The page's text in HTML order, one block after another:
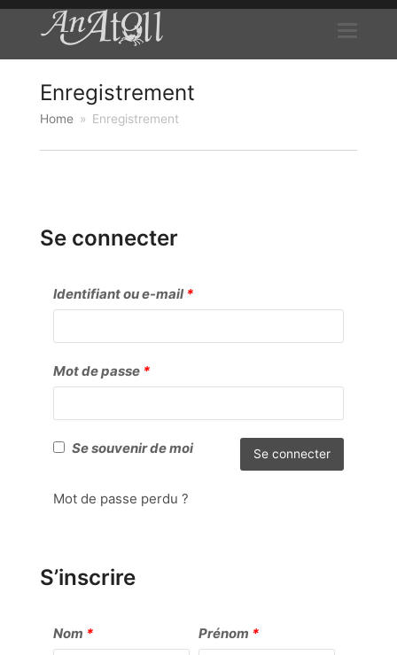
Enregistrement
Home » Enregistrement
Se connecter
Identifiant ou e-mail*Obligatoire
Mot de passe *Obligatoire
Se souvenir de moi Se connecter
Mot de passe perdu ?
S’inscrire
Nom * Prénom *